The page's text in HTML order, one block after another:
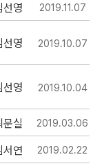
선영 2019.11.07
선영 2019.10.07
선영 2019.10.04
문실 2019.03.06
서연 2019.02.22